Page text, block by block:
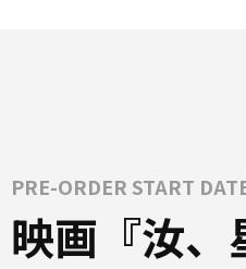
PRE-ORDER START
映画『汝